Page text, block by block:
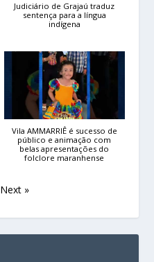
Judiciário de Grajaú traduz
sentença para a língua
indígena
Vila AMMARRIÊ é sucesso de
público e animação com
belas apresentações do
folclore maranhense
Next »